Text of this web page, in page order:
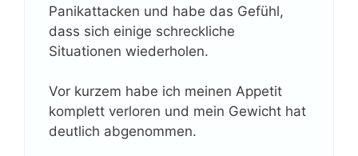
Panikattacken und habe das Gefühl,
dass sich einige schreckliche
Situationen wiederholen.
Vor kurzem habe ich meinen Appetit
komplett verloren und mein Gewicht hat
deutlich abgenommen.